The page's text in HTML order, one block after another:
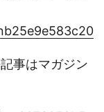
事はマガジン